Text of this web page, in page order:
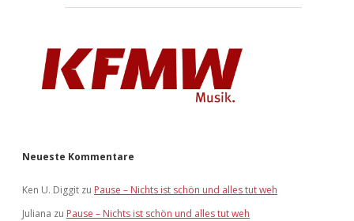
Neueste Kommentare
Ken U. Diggit zu Pause – Nichts ist schön und alles tut weh
Juliana zu Pause – Nichts ist schön und alles tut weh